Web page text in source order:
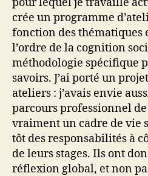
crée un programme
fonction des thématiques
l’ordre de la cognition
méthodologie spécifique
savoirs. J’ai porté un
ateliers : j’avais envie
parcours professionnel
vraiment un cadre de vie
tôt des responsabilités à
de leurs stages. Ils ont
réflexion global, et non